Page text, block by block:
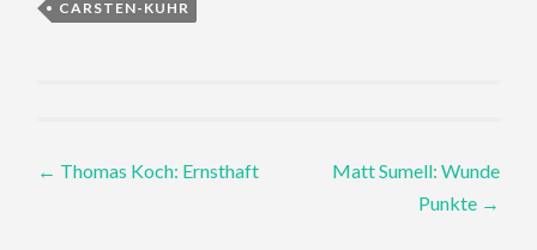
CARSTEN-KUHR
Post
← Thomas Koch: Ernsthaft
Matt Sumell: Wunde
Punkte →